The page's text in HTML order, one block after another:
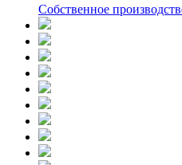
Собственное производство